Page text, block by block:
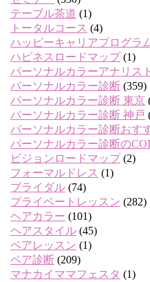
テーブル茶道 (1)
トータルコース (4)
ハッピーキャリアプログラ
ハピネスロードマップ (1)
パーソナルカラーアナリス
パーソナルカラー診断 (359)
パーソナルカラー診断 東京
パーソナルカラー診断 神戸
パーソナルカラー診断おす
パーソナルカラー診断の
ビジョンロードマップ (2)
フォーマルドレス (1)
ブライダル (74)
プライベートレッスン (282)
ヘアカラー (101)
ヘアスタイル (45)
ペアレッスン (1)
ペア診断 (209)
マナカイママフェスタ (1)